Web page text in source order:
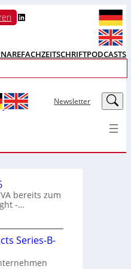
LinkedIn
FACHZEITSCHRIFTPODCASTS
Newsletter LinkedIn
bereits zum
-…
Series-B-